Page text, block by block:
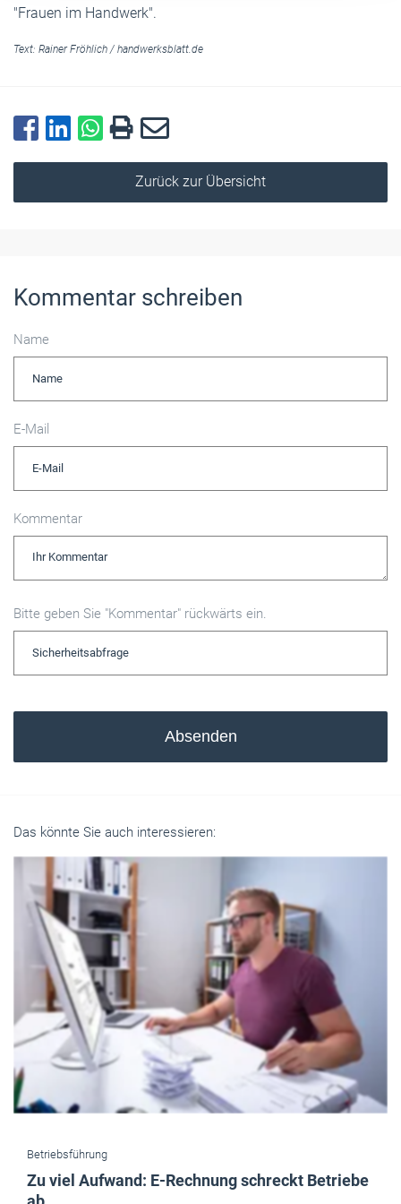
"Frauen im Handwerk".
Text: Rainer Fröhlich / handwerksblatt.de
Zurück zur Übersicht
Kommentar schreiben
Name
E-Mail
Kommentar
Bitte geben Sie "Kommentar" rückwärts ein.
Absenden
Das könnte Sie auch interessieren:
Betriebsführung
Zu viel Aufwand: E-Rechnung schreckt Betriebe